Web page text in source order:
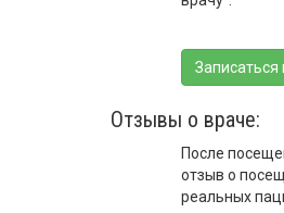
Записаться
Отзывы о враче:
После
отзыв о
реальных